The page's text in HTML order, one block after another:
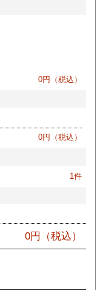
0円（税込）
0円（税込）
1件
0円（税込）